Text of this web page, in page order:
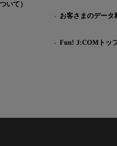
いて）
お客さまのデータ
Fun! J:COMトッ